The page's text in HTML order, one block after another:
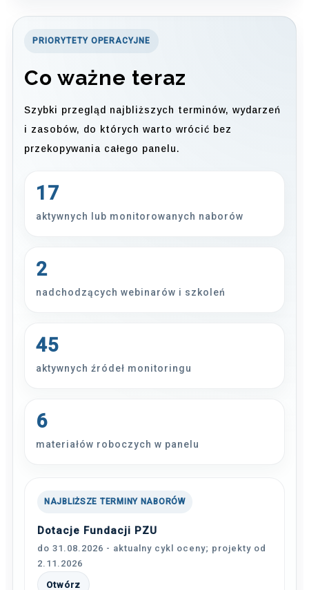
PRIORYTETY OPERACYJNE
Co ważne teraz
Szybki przegląd najbliższych terminów, wydarzeń
i zasobów, do których warto wrócić bez
przekopywania całego panelu.
17
aktywnych lub monitorowanych naborów
2
nadchodzących webinarów i szkoleń
45
aktywnych źródeł monitoringu
6
materiałów roboczych w panelu
NAJBLIŻSZE TERMINY NABORÓW
Dotacje Fundacji PZU
do 31.08.2026 - aktualny cykl oceny; projekty od
2.11.2026
Otwórz